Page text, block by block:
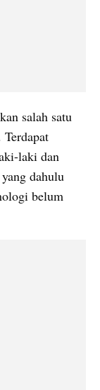
salah satu
laki dan
dahulu
belum